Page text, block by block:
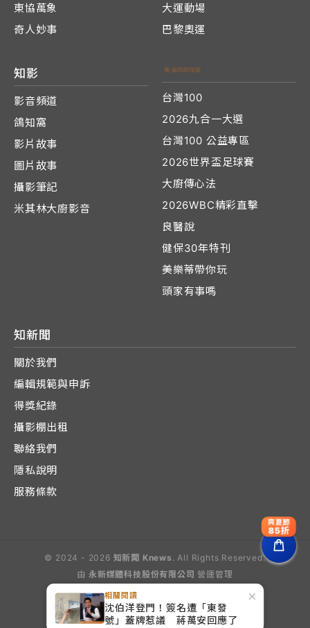
×
相關閱讀
沈伯洋登門！簽名遭「東發
號」蓋牌惹議 蔣萬安回應了
東協萬象
奇人妙事
大運動場
巴黎奧運
知影
影音頻道
鴿知窩
影片故事
圖片故事
攝影筆記
米其林大廚影音
台灣100
2026九合一大選
台灣100 公益專區
2026世界盃足球賽
大廚傳心法
2026WBC精彩直擊
良醫說
健保30年特刊
美樂蒂帶你玩
頭家有事嗎
知新聞
關於我們
編輯規範與申訴
得獎紀錄
攝影棚出租
聯絡我們
隱私說明
服務條款
© 2024 - 2026 知新聞 Knews . All Rights Reserved.
由 永新媒體科技股份有限公司 營運管理
爽夏節
85折